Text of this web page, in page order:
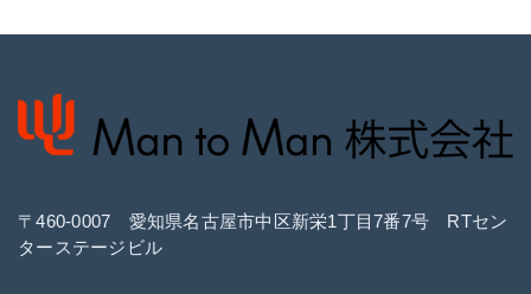
〒460‐0007 愛知県名古屋市中区新栄1丁目7番7号 RTセン
ターステージビル